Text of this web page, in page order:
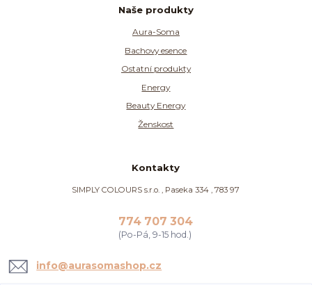
Naše produkty
Aura-Soma
Bachovy esence
Ostatní produkty
Energy
Beauty Energy
Ženskost
Kontakty
SIMPLY COLOURS s.r.o. , Paseka 334 , 783 97
774 707 304
(Po-Pá, 9-15 hod.)
info@aurasomashop.cz